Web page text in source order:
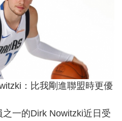
：比我剛進聯盟時更優
一的Dirk Nowitzki近日受